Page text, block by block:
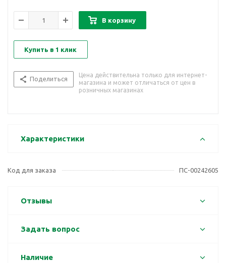
В корзину
Купить в 1 клик
Поделиться
Цена действительна только для интернет-
магазина и может отличаться от цен в
розничных магазинах
Характеристики
Код для заказа ПС-00242605
Отзывы
Задать вопрос
Наличие